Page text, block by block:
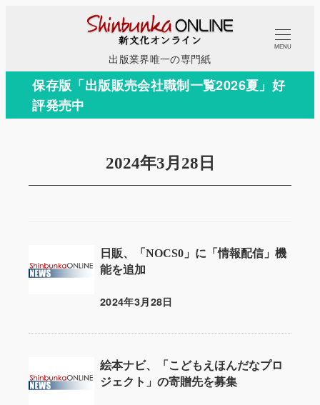
コ
テ
出版業界唯一の専門紙
MENU
保存版「出版販売会社職制一覧2026夏」好
評発売中
2024年3月28日
日販、「NOCS0」に「情報配信」機
能を追加
投稿日
2024年3月28日
絵本ナビ、「こどもえほんだなプロ
ジェクト」の寄贈先を募集